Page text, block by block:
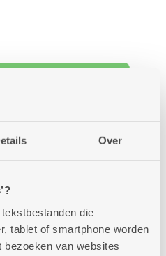
Over
die
tablet of smartphone worden
bezoeken van websites
en met: 07-12-2026